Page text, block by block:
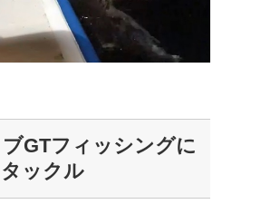
GTフィッシングに
ックル